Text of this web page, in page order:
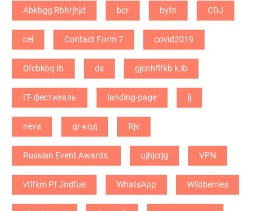
Abkbgg Rbhrjhjd bcr byfn CDJ
cel Contact Form 7 covid2019
Dfcbkbq Ib ds gjcnhflfkb k.lb
IT- фестиваль landing-page lj
neva qr-код Rjv
Russian Event Awards. ujhjcrjg VPN
vtlfkm Pf Jndfue WhatsApp Wildberries